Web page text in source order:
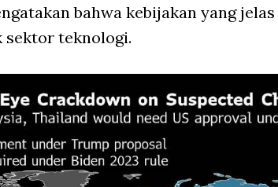
bahwa kebijakan yang
sektor teknologi.